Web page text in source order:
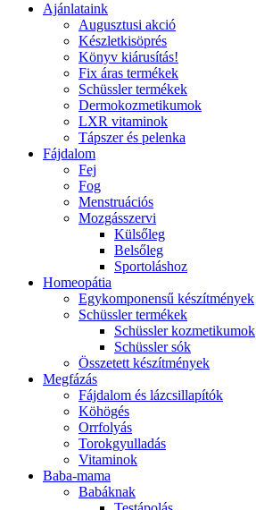
Ajánlataink
Augusztusi akció
Készletkisöprés
Könyv kiárusítás!
Fix áras termékek
Schüssler termékek
Dermokozmetikumok
LXR vitaminok
Tápszer és pelenka
Fájdalom
Fej
Fog
Menstruációs
Mozgásszervi
Külsőleg
Belsőleg
Sportoláshoz
Homeopátia
Egykomponensű készítmények
Schüssler termékek
Schüssler kozmetikumok
Schüssler sók
Összetett készítmények
Megfázás
Fájdalom és lázcsillapítók
Köhögés
Orrfolyás
Torokgyulladás
Vitaminok
Baba-mama
Babáknak